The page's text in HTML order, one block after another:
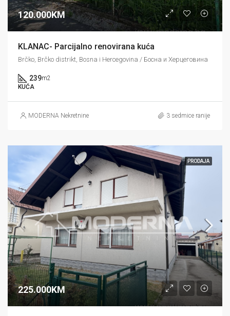
120.000KM
KLANAC- Parcijalno renovirana kuća
Brčko, Brčko distrikt, Bosna i Hercegovina / Босна и Херцеговина
239m2
KUĆA
MODERNA Nekretnine 3 sedmice ranije
PRODAJA
225.000KM